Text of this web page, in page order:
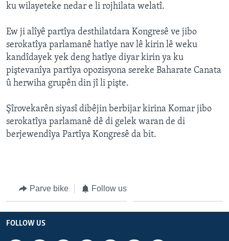
CÎHAN
SERNIVÎS
SORANÎ
Learning English
FOLLOW US
ku wilayeteke nedar e li rojhilata welatî.
Ew ji alîyê partîya desthilatdara Kongresê ve jibo
serokatîya parlamanê hatîye nav lê kirin lê weku
kandîdayek yek deng hatîye diyar kirin ya ku
piştevanîya partîya opozisyona sereke Baharate Canata
û herwiha grupên din jî li pişte.
Şîrovekarên siyasî dibêjin berbijar kirina Komar jibo
serokatîya parlamanê dê di gelek waran de di
berjewendîya Partîya Kongresê da bit.
Parve bike Follow us
FOLLOW US